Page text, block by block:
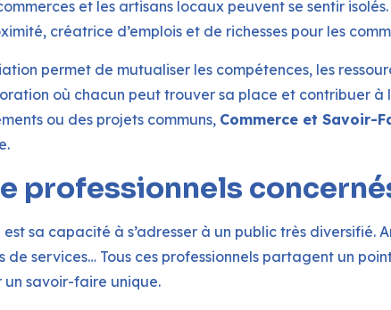
et les artisans locaux peuvent se sentir
créatrice d’emplois et de richesses pour les
permet de mutualiser les compétences, les
où chacun peut trouver sa place et contribuer
ou des projets communs, Commerce et Savoir-
professionnels
sa capacité à s’adresser à un public très diversifié.
services… Tous ces professionnels partagent un
savoir-faire unique.